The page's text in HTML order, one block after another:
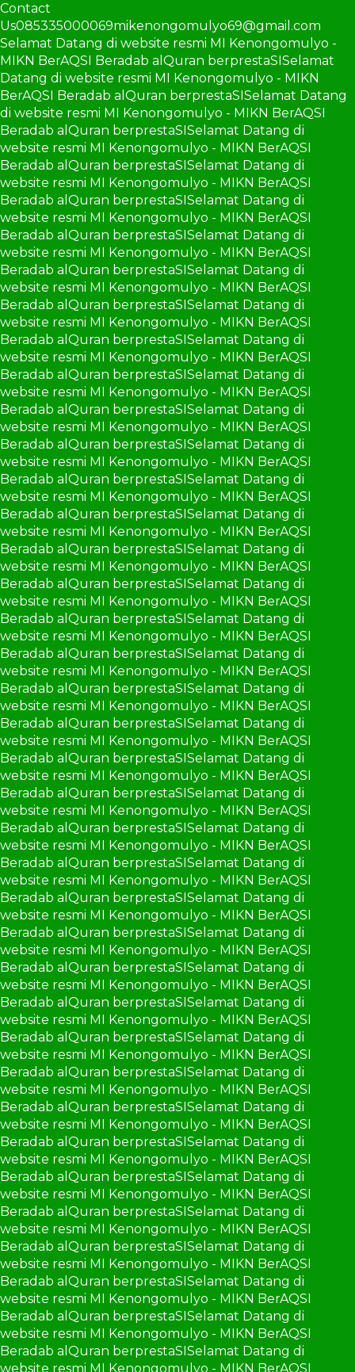
Contact
Us085335000069mikenongomulyo69@gmail.com
Selamat Datang di website resmi MI Kenongomulyo -
MIKN BerAQSI Beradab alQuran berprestaSISelamat
Datang di website resmi MI Kenongomulyo - MIKN
BerAQSI Beradab alQuran berprestaSISelamat Datang
di website resmi MI Kenongomulyo - MIKN BerAQSI
Beradab alQuran berprestaSISelamat Datang di
website resmi MI Kenongomulyo - MIKN BerAQSI
Beradab alQuran berprestaSISelamat Datang di
website resmi MI Kenongomulyo - MIKN BerAQSI
Beradab alQuran berprestaSISelamat Datang di
website resmi MI Kenongomulyo - MIKN BerAQSI
Beradab alQuran berprestaSISelamat Datang di
website resmi MI Kenongomulyo - MIKN BerAQSI
Beradab alQuran berprestaSISelamat Datang di
website resmi MI Kenongomulyo - MIKN BerAQSI
Beradab alQuran berprestaSISelamat Datang di
website resmi MI Kenongomulyo - MIKN BerAQSI
Beradab alQuran berprestaSISelamat Datang di
website resmi MI Kenongomulyo - MIKN BerAQSI
Beradab alQuran berprestaSISelamat Datang di
website resmi MI Kenongomulyo - MIKN BerAQSI
Beradab alQuran berprestaSISelamat Datang di
website resmi MI Kenongomulyo - MIKN BerAQSI
Beradab alQuran berprestaSISelamat Datang di
website resmi MI Kenongomulyo - MIKN BerAQSI
Beradab alQuran berprestaSISelamat Datang di
website resmi MI Kenongomulyo - MIKN BerAQSI
Beradab alQuran berprestaSISelamat Datang di
website resmi MI Kenongomulyo - MIKN BerAQSI
Beradab alQuran berprestaSISelamat Datang di
website resmi MI Kenongomulyo - MIKN BerAQSI
Beradab alQuran berprestaSISelamat Datang di
website resmi MI Kenongomulyo - MIKN BerAQSI
Beradab alQuran berprestaSISelamat Datang di
website resmi MI Kenongomulyo - MIKN BerAQSI
Beradab alQuran berprestaSISelamat Datang di
website resmi MI Kenongomulyo - MIKN BerAQSI
Beradab alQuran berprestaSISelamat Datang di
website resmi MI Kenongomulyo - MIKN BerAQSI
Beradab alQuran berprestaSISelamat Datang di
website resmi MI Kenongomulyo - MIKN BerAQSI
Beradab alQuran berprestaSISelamat Datang di
website resmi MI Kenongomulyo - MIKN BerAQSI
Beradab alQuran berprestaSISelamat Datang di
website resmi MI Kenongomulyo - MIKN BerAQSI
Beradab alQuran berprestaSISelamat Datang di
website resmi MI Kenongomulyo - MIKN BerAQSI
Beradab alQuran berprestaSISelamat Datang di
website resmi MI Kenongomulyo - MIKN BerAQSI
Beradab alQuran berprestaSISelamat Datang di
website resmi MI Kenongomulyo - MIKN BerAQSI
Beradab alQuran berprestaSISelamat Datang di
website resmi MI Kenongomulyo - MIKN BerAQSI
Beradab alQuran berprestaSISelamat Datang di
website resmi MI Kenongomulyo - MIKN BerAQSI
Beradab alQuran berprestaSISelamat Datang di
website resmi MI Kenongomulyo - MIKN BerAQSI
Beradab alQuran berprestaSISelamat Datang di
website resmi MI Kenongomulyo - MIKN BerAQSI
Beradab alQuran berprestaSISelamat Datang di
website resmi MI Kenongomulyo - MIKN BerAQSI
Beradab alQuran berprestaSISelamat Datang di
website resmi MI Kenongomulyo - MIKN BerAQSI
Beradab alQuran berprestaSISelamat Datang di
website resmi MI Kenongomulyo - MIKN BerAQSI
Beradab alQuran berprestaSISelamat Datang di
website resmi MI Kenongomulyo - MIKN BerAQSI
Beradab alQuran berprestaSISelamat Datang di
website resmi MI Kenongomulyo - MIKN BerAQSI
Beradab alQuran berprestaSISelamat Datang di
website resmi MI Kenongomulyo - MIKN BerAQSI
Beradab alQuran berprestaSISelamat Datang di
website resmi MI Kenongomulyo - MIKN BerAQSI
Beradab alQuran berprestaSISelamat Datang di
website resmi MI Kenongomulyo - MIKN BerAQSI
Beradab alQuran berprestaSISelamat Datang di
website resmi MI Kenongomulyo - MIKN BerAQSI